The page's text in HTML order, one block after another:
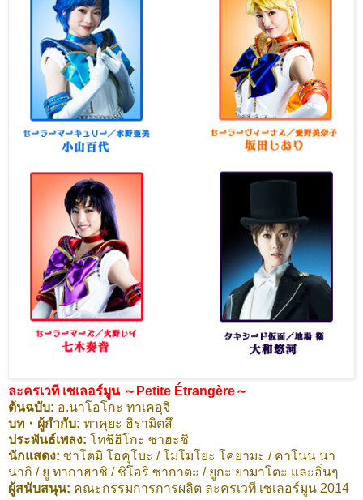
ละครเวที เซเลอร์มูน ～Petite Étrangère～
ต้นฉบับ: อ.นาโอโกะ ทาเคอุจิ
บท・ผู้กำกับ: ทาคุยะ ฮิรามิตสึ
ประพันธ์เพลง: โทชิฮิโกะ ซาฮะชิ
นักแสดง: ซาโตมิ โอคุโบะ / โมโมโยะ โคยามะ / คาโนน นา
นากิ / ยู ทากาฮาชิ / ชิโอริ ซากาตะ / ยูกะ ยามาโตะ และอิ่นๆ
ผู้สนับสนุน: คณะกรรมการการผลิต ละครเวที เซเลอร์มูน 2014